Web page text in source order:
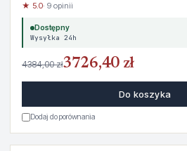
★ 5.0· 9 opinii
Dostępny
Wysyłka 24h
4384,00 zł3726,40 zł
Do koszyka
Dodaj do porównania